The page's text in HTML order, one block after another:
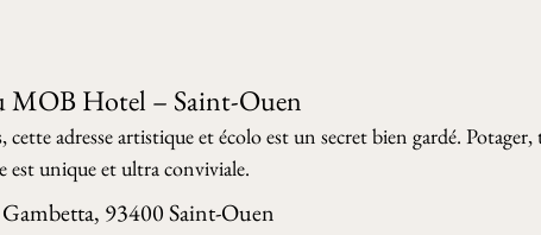
MOB Hotel – Saint-Ouen
cette adresse artistique et écolo est un secret bien gardé.
est unique et ultra conviviale.
93400 Saint-Ouen